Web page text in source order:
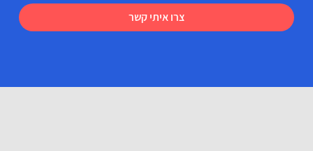
צרו איתי קשר